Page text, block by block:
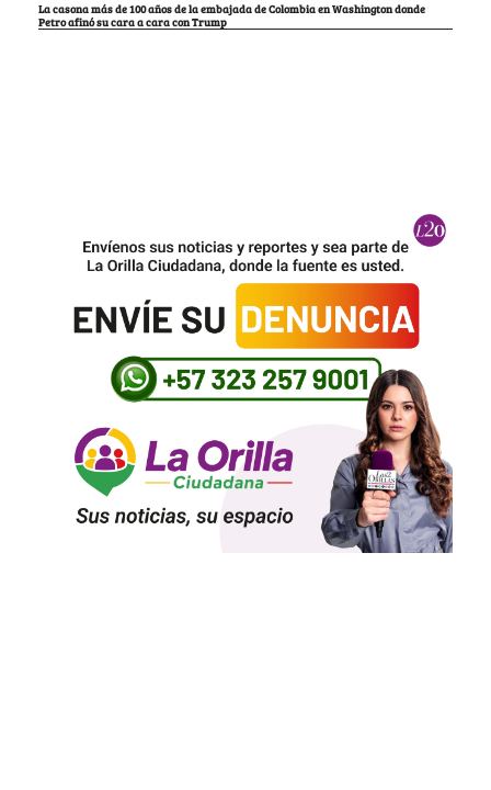
La casona más de 100 años de la embajada de Colombia en Washington donde
Petro afinó su cara a cara con Trump